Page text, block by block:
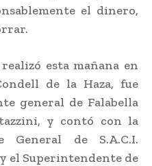
el dinero,
esta mañana en
de la Haza, fue
general de Falabella
y contó con la
General de S.A.C.I.
el Superintendente de